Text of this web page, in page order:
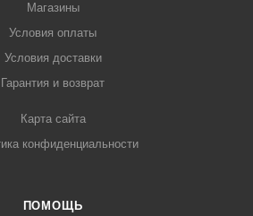
Магазины
Условия оплаты
Условия доставки
Гарантия и возврат
Карта сайта
конфиденциальности
ПОМОЩЬ